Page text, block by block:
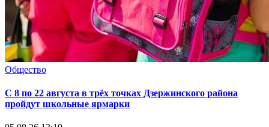
Общество
С 8 по 22 августа в трёх точках Дзержинского района
пройдут школьные ярмарки